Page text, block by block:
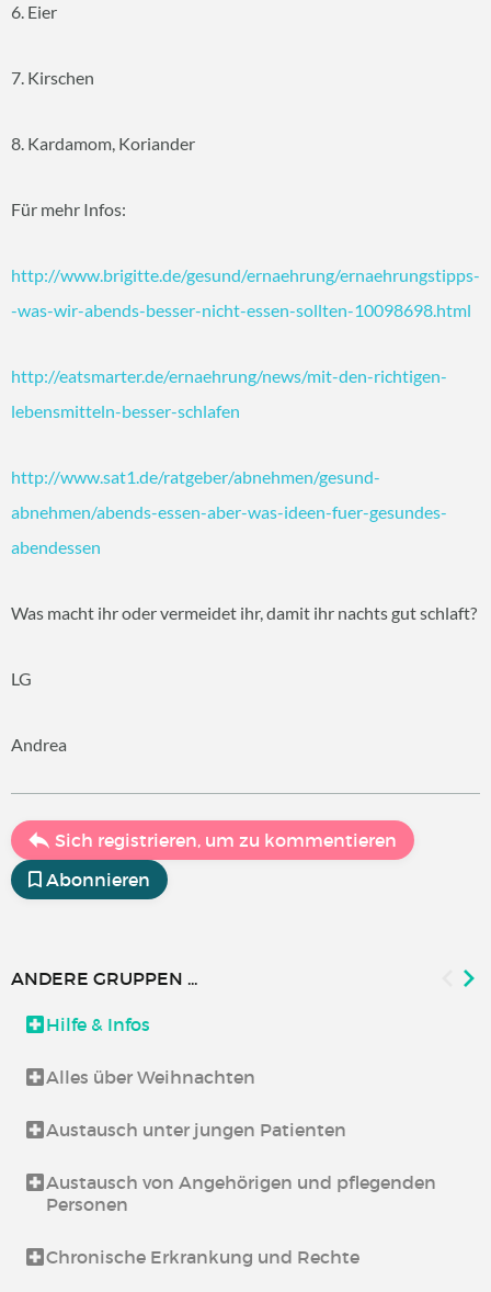
6. Eier
7. Kirschen
8. Kardamom, Koriander
Für mehr Infos:
http://www.brigitte.de/gesund/ernaehrung/ernaehrungstipps-
-was-wir-abends-besser-nicht-essen-sollten-10098698.html
http://eatsmarter.de/ernaehrung/news/mit-den-richtigen-
lebensmitteln-besser-schlafen
http://www.sat1.de/ratgeber/abnehmen/gesund-
abnehmen/abends-essen-aber-was-ideen-fuer-gesundes-
abendessen
Was macht ihr oder vermeidet ihr, damit ihr nachts gut schlaft?
LG
Andrea
Sich registrieren, um zu kommentieren
Abonnieren
ANDERE GRUPPEN ...
Hilfe & Infos
Alles über Weihnachten
Austausch unter jungen Patienten
Austausch von Angehörigen und pflegenden
Personen
Chronische Erkrankung und Rechte